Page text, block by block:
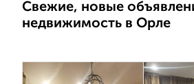
Свежие, новые
недвижимость в Орле